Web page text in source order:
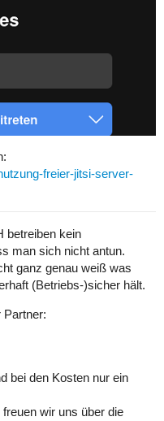
freier-jitsi-server-
betreiben kein
man sich nicht antun.
ganz genau weiß was
(Betriebs-)sicher hält.
Partner:
bei den Kosten nur ein
wir uns über die